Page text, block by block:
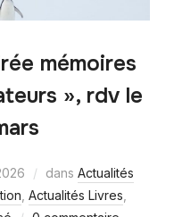
mémoires
», rdv le
dans Actualités
Actualités Livres